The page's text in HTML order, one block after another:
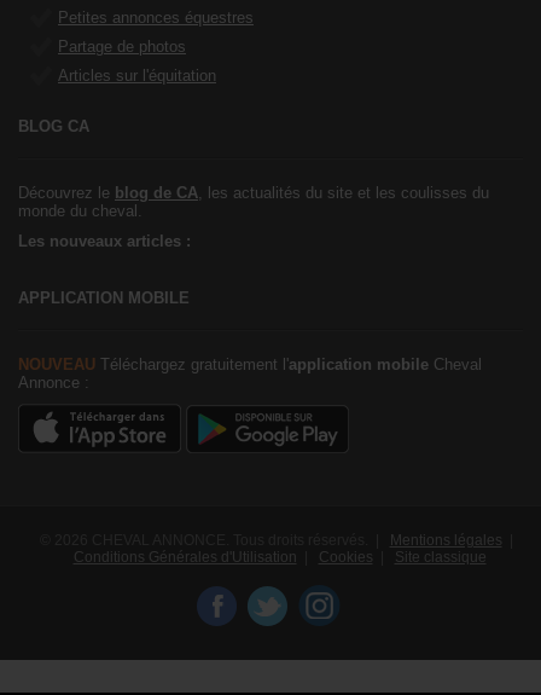
Petites annonces équestres
Partage de photos
Articles sur l'équitation
BLOG CA
Découvrez le blog de CA, les actualités du site et les coulisses du
monde du cheval.
Les nouveaux articles :
APPLICATION MOBILE
NOUVEAU Téléchargez gratuitement l'application mobile Cheval
Annonce :
Mentions légales
Conditions Générales d'Utilisation
Cookies Site classique